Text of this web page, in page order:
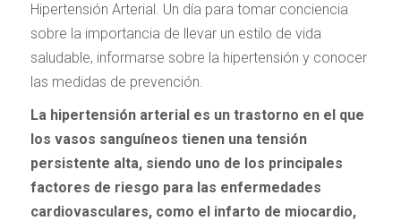
Hipertensión Arterial. Un día para tomar conciencia
sobre la importancia de llevar un estilo de vida
saludable, informarse sobre la hipertensión y conocer
las medidas de prevención.
La hipertensión arterial es un trastorno en el que
los vasos sanguíneos tienen una tensión
persistente alta, siendo uno de los principales
factores de riesgo para las enfermedades
cardiovasculares, como el infarto de miocardio,